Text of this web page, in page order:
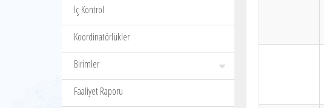
İç Kontrol
Koordinatörlükler
Birimler
Faaliyet Raporu